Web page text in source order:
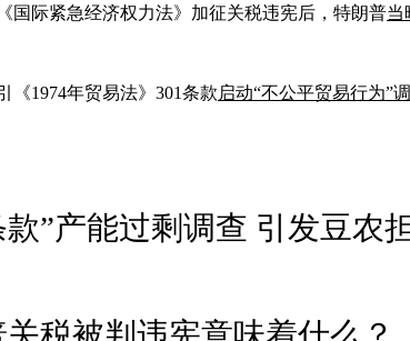
国际紧急经济权力法》加征关税违宪后，特朗普当
《1974年贸易法》301条款 启动“不公平贸易行为”
”产能过剩调查 引发豆农